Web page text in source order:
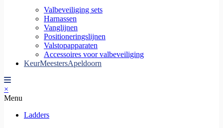
Valbeveiliging sets
Harnassen
Vanglijnen
Positioneringslijnen
Valstopapparaten
Accessoires voor valbeveiliging
KeurMeestersApeldoorn
×
Menu
Ladders